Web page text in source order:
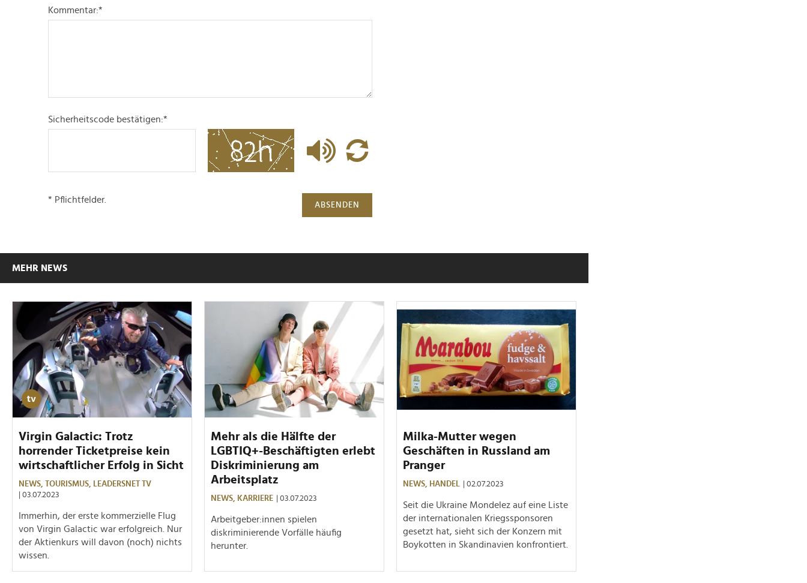
Kommentar:*
Sicherheitscode bestätigen:*
ABSENDEN
* Pflichtfelder.
MEHR NEWS
Virgin Galactic: Trotz
horrender Ticketpreise kein
wirtschaftlicher Erfolg in Sicht
NEWS, TOURISMUS, LEADERSNET TV
| 03.07.2023
Immerhin, der erste kommerzielle Flug
von Virgin Galactic war erfolgreich. Nur
der Aktienkurs will davon (noch) nichts
wissen.
Mehr als die Hälfte der
LGBTIQ+-Beschäftigten erlebt
Diskriminierung am
Arbeitsplatz
NEWS, KARRIERE | 03.07.2023
Arbeitgeber:innen spielen
diskriminierende Vorfälle häufig
herunter.
Milka-Mutter wegen
Geschäften in Russland am
Pranger
NEWS, HANDEL | 02.07.2023
Seit die Ukraine Mondelez auf eine Liste
der internationalen Kriegssponsoren
gesetzt hat, sieht sich der Konzern mit
Boykotten in Skandinavien konfrontiert.